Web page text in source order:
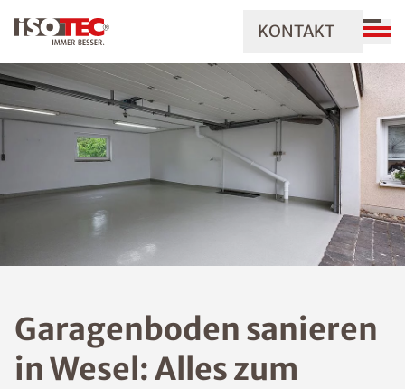
KONTAKT
Garagenboden sanieren
in Wesel: Alles zum